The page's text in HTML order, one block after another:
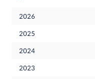
2026
2025
2024
2023